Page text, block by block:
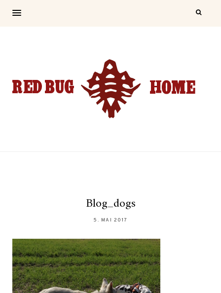
Blog_dogs
5. MAI 2017